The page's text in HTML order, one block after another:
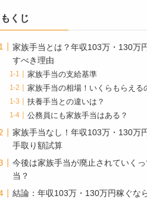
もくじ
家族手当とは？年収103万・130万
すべき理由
家族手当の支給基準
家族手当の相場！いくらもらえる
扶養手当との違いは？
公務員にも家族手当はある？
家族手当なし！年収103万・130万
手取り額試算
今後は家族手当が廃止されていく
当？
結論：年収103万・130万円稼ぐな